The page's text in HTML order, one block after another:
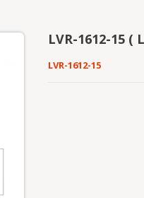
LVR-1612-15 (
LVR-1612-15